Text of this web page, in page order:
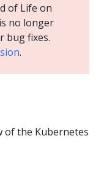
of Life on
no longer
bug fixes.
.
of the Kubernetes